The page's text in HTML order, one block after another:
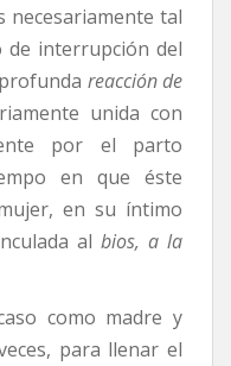
necesariamente tal
de interrupción del
reacción de
unida con
por el parto
en que éste
en su íntimo
al bios, a la
como madre y
para llenar el